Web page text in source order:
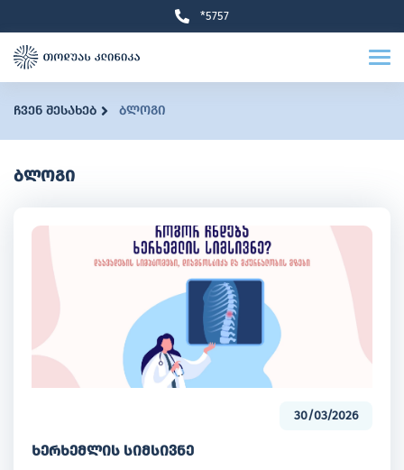
*5757
ჩვენ შესახებ ბლოგი
ბლოგი
30/03/2026
ხერხემლის სიმსივნე